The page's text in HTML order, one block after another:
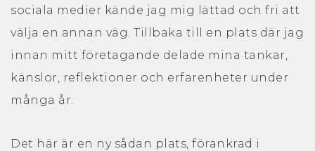
Skönhet & Harmoni
Utbud & Inspiration
sociala medier kände jag mig lättad och fri att
välja en annan väg. Tillbaka till en plats där jag
innan mitt företagande delade mina tankar,
känslor, reflektioner och erfarenheter under
många år.
Det här är en ny sådan plats, förankrad i